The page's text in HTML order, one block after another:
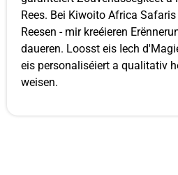
Rees. Bei Kiwoito Africa
Reesen - mir kreéieren
daueren. Loosst eis Iech
eis personaliséiert a qualitativ
weisen.